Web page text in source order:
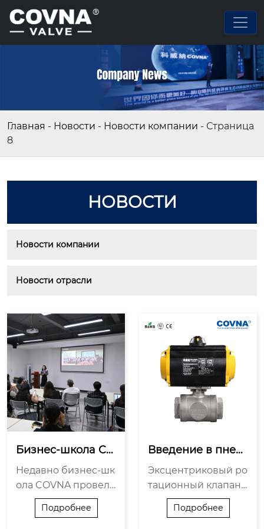
Главная - Новости - Новости компании - Страница
8
НОВОСТИ
Новости компании
Новости отрасли
Бизнес-школа CO
VNA провела усп
ешное офлайн-ме
роприятие по нал
аживанию делов
ых связей
Недавно бизнес-шк
ола COVNA провела
очень успешное оч
ное нетворкинг-ме
Подробнее
Введение в пнев
матический эксце
нтриковый ротац
ионный клапан
Эксцентриковый ро
тационный клапан,
также известный ка
к эксцентриковый р
Подробнее